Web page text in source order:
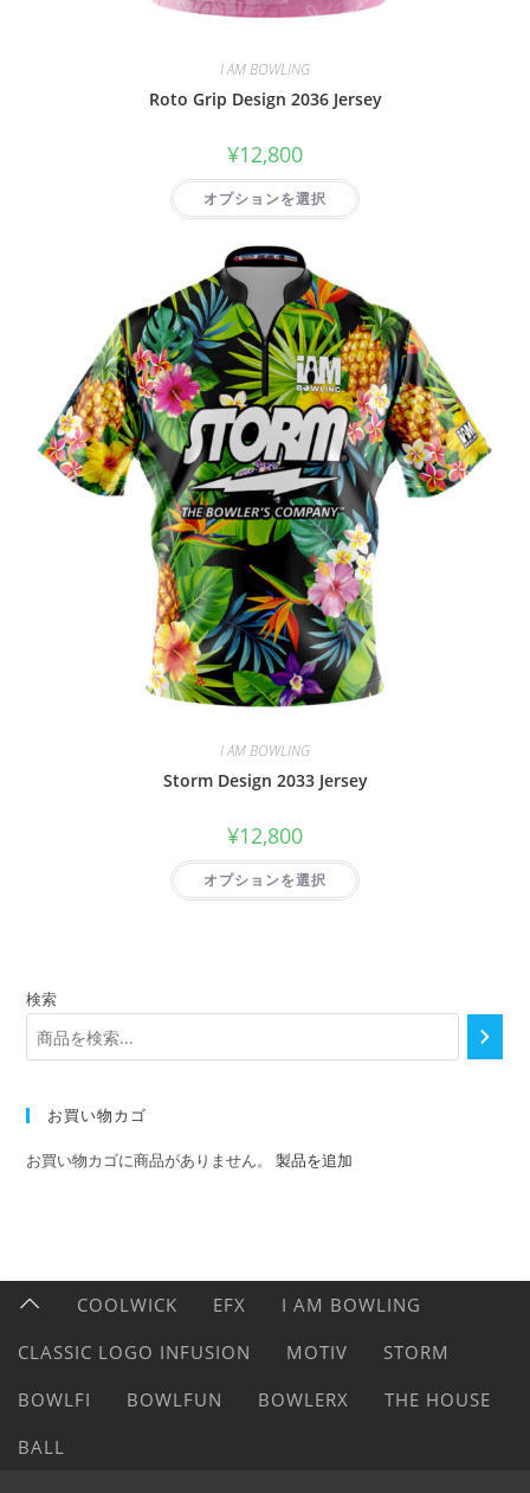
I AM BOWLING
Roto Grip Design 2036 Jersey
¥12,800
オプションを選択
I AM BOWLING
Storm Design 2033 Jersey
¥12,800
オプションを選択
検索
お買い物カゴ
お買い物カゴに商品がありません。製品を追加
COOLWICK EFX
I AM BOWLING
CLASSIC LOGO INFUSION
MOTIV
STORM
BOWLFI
BOWLFUN BOWLERX
THE HOUSE
BALL